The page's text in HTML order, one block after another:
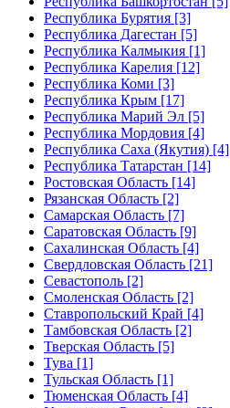
Республика Бурятия [3]
Республика Дагестан [5]
Республика Калмыкия [1]
Республика Карелия [12]
Республика Коми [3]
Республика Крым [17]
Республика Марий Эл [5]
Республика Мордовия [4]
Республика Саха (Якутия) [4]
Республика Татарстан [14]
Ростовская Область [14]
Рязанская Область [2]
Самарская Область [7]
Саратовская Область [9]
Сахалинская Область [4]
Свердловская Область [21]
Севастополь [2]
Смоленская Область [2]
Ставропольский Край [4]
Тамбовская Область [2]
Тверская Область [5]
Тува [1]
Тульская Область [1]
Тюменская Область [4]